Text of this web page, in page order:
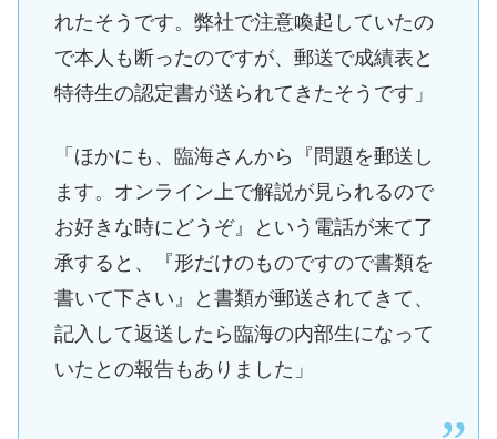
れたそうです。弊社で注意喚起していたの
で本人も断ったのですが、郵送で成績表と
特待生の認定書が送られてきたそうです」
「ほかにも、臨海さんから『問題を郵送し
ます。オンライン上で解説が見られるので
お好きな時にどうぞ』という電話が来て了
承すると、『形だけのものですので書類を
書いて下さい』と書類が郵送されてきて、
記入して返送したら臨海の内部生になって
いたとの報告もありました」